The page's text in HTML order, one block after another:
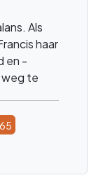
Als
haar
en -
weg te